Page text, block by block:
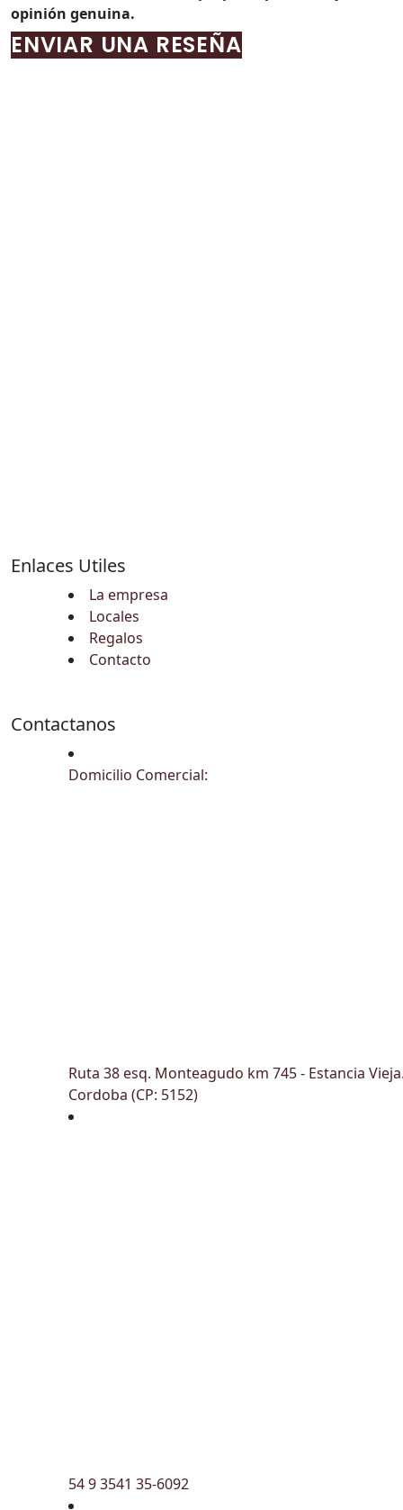
opinión genuina.
ENVIAR UNA RESEÑA
Enlaces Utiles
La empresa
Locales
Regalos
Contacto
Contactanos
Domicilio Comercial:
Ruta 38 esq. Monteagudo km 745 - Estancia
Cordoba (CP: 5152)
54 9 3541 35-6092